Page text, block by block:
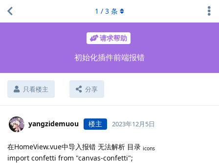
请求帮助
初始化插件前端报错
只看楼主 分享
1 / 3 条
yangzidemuou 楼主 2023年12月5日
在HomeView.vue中导入报错 无法解析 目录 icons
import confetti from "canvas-confetti";